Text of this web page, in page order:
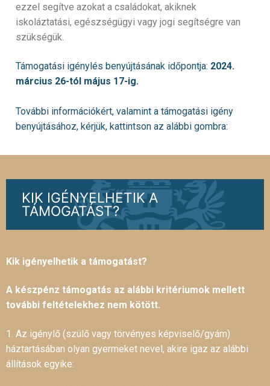
ezzel segítve azokat a családokat, akiknek
iskoláztatási, egészségügyi vagy jogi segítségre van
szükségük.
Támogatási igénylés benyújtásának időpontja: 2024.
március 26-tól május 17-ig.
További információkért, valamint a támogatási igény
benyújtásához, kérjük, kattintson az alábbi gombra:
KIK IGÉNYELHETIK A
TÁMOGATÁST?
Kik igényelhetik a támogatást?
A készpénz támogatás az alábbi kritériumok mellett
további feltételekhez nem kötött.
1. Az igénylő (szülő vagy törvényes képviselő/gyám)
háztartásában olyan gyermeket nevel, akire igaz az alábbi
állítások egyike: